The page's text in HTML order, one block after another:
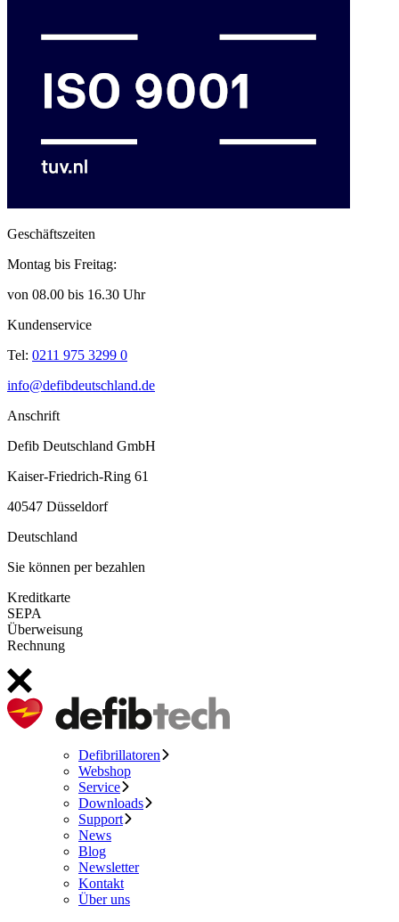
Geschäftszeiten
Montag bis Freitag:
von 08.00 bis 16.30 Uhr
Kundenservice
Tel: 0211 975 3299 0
info@defibdeutschland.de
Anschrift
Defib Deutschland GmbH
Kaiser-Friedrich-Ring 61
40547 Düsseldorf
Deutschland
Sie können per bezahlen
Kreditkarte
SEPA
Überweisung
Rechnung
Defibrillatoren
Webshop
Service
Downloads
Support
News
Blog
Newsletter
Kontakt
Über uns